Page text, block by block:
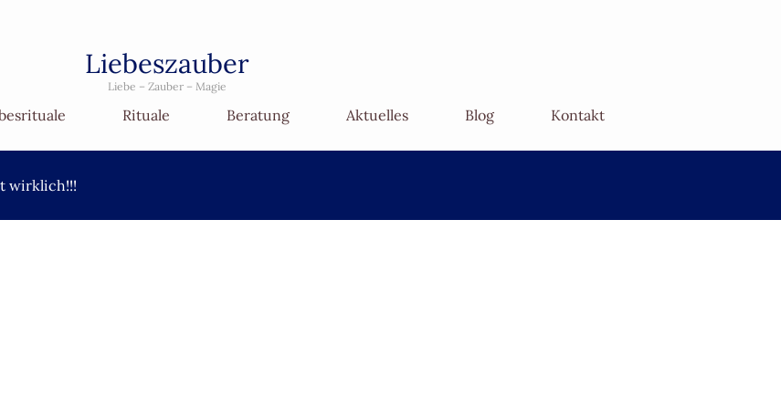
Liebeszauber
Liebe – Zauber – Magie
Rituale Beratung Aktuelles Blog Kontakt
wirklich!!!